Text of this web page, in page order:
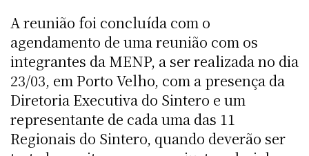
A reunião foi concluída com o
agendamento de uma reunião com os
integrantes da MENP, a ser realizada no dia
23/03, em Porto Velho, com a presença da
Diretoria Executiva do Sintero e um
representante de cada uma das 11
Regionais do Sintero, quando deverão ser